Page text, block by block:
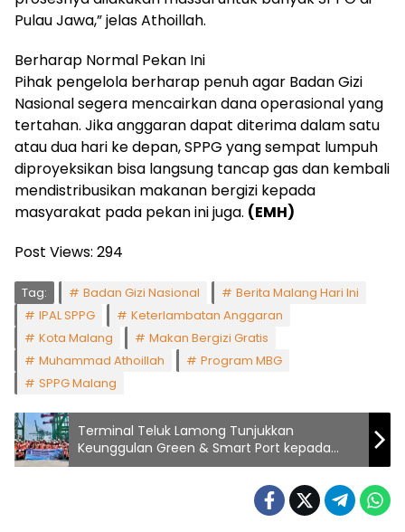
Pulau Jawa,” jelas Athoillah.
Berharap Normal Pekan Ini
Pihak pengelola berharap penuh agar Badan Gizi
Nasional segera mencairkan dana operasional yang
tertahan. Jika anggaran dapat diterima dalam satu
atau dua hari ke depan, SPPG yang sempat lumpuh
diproyeksikan bisa langsung tancap gas dan kembali
mendistribusikan makanan bergizi kepada
masyarakat pada pekan ini juga. (EMH)
Post Views: 294
Tag: Badan Gizi Nasional
Berita Malang Hari Ini
IPAL SPPG
Keterlambatan Anggaran
Kota Malang
Makan Bergizi Gratis
Muhammad Athoillah
Program MBG
SPPG Malang
Terminal Teluk Lamong Tunjukkan
Keunggulan Green & Smart Port kepada
Siswa Singapura